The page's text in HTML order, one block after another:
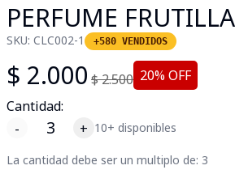
PERFUME FRUTILLA
SKU: CLC002-1 +580 VENDIDOS
$ 2.000 $2.500 20% OFF
Cantidad:
-
+ 10+ disponibles
La cantidad debe ser un multiplo de: 3